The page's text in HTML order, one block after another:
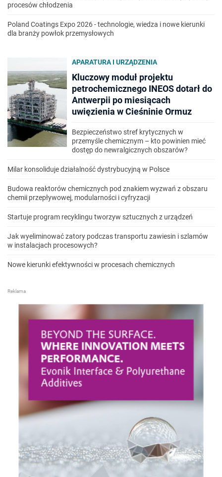
procesów chłodzenia
Poland Coatings Expo 2026 - technologie, wiedza i nowe kierunki
dla branży powłok przemysłowych
APARATURA I URZĄDZENIA
Kluczowy moduł projektu
petrochemicznego INEOS dotarł do
Antwerpii po miesiącach
uwięzienia w Cieśninie Ormuz
Bezpieczeństwo stref krytycznych w
przemyśle chemicznym – kto powinien mieć
dostęp do newralgicznych obszarów?
Milar konsoliduje działalność dystrybucyjną w Polsce
Budowa reaktorów chemicznych pod znakiem wyzwań z obszaru
chemii przepływowej, modularności i cyfryzacji
Startuje program recyklingu tworzyw sztucznych z urządzeń
Jak wyeliminować zatory podczas transportu zawiesin i szlamów
w instalacjach procesowych?
Nowe kierunki efektywności w procesach chemicznych